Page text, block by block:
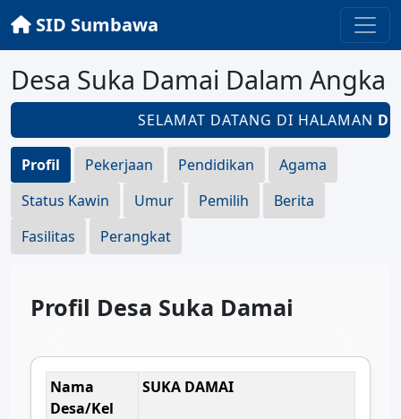
SID Sumbawa
Desa Suka Damai Dalam Angka
SELAMAT DATANG DI HALAMAN
Profil Pekerjaan Pendidikan
Agama
Status Kawin
Umur Pemilih
Berita
Fasilitas
Perangkat
Profil Desa Suka Damai
Nama
Desa/Kel
SUKA DAMAI